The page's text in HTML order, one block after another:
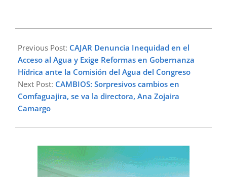
10-
29
Previous Post: CAJAR Denuncia Inequidad en el
Acceso al Agua y Exige Reformas en Gobernanza
Hídrica ante la Comisión del Agua del Congreso
Next Post: CAMBIOS: Sorpresivos cambios en
Comfaguajira, se va la directora, Ana Zojaira
Camargo